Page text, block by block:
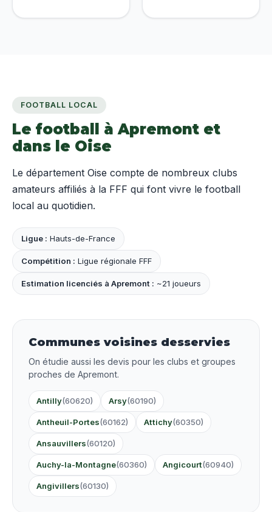
FOOTBALL LOCAL
Le football à Apremont et
dans le Oise
Le département Oise compte de nombreux clubs
amateurs affiliés à la FFF qui font vivre le football
local au quotidien.
Ligue : Hauts-de-France
Compétition : Ligue régionale FFF
Estimation licenciés à Apremont : ~21 joueurs
Communes voisines desservies
On étudie aussi les devis pour les clubs et groupes
proches de Apremont.
Antilly(60620) Arsy(60190)
Antheuil-Portes(60162) Attichy(60350)
Ansauvillers(60120)
Auchy-la-Montagne(60360) Angicourt(60940)
Angivillers(60130)